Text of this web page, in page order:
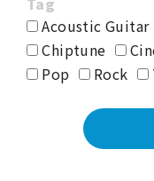
Acoustic Guitar
Chiptune
Pop
Rock